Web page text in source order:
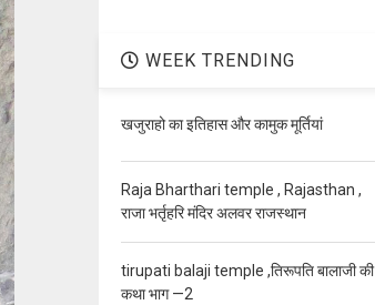
WEEK TRENDING
खजुराहो का इतिहास और कामुक मूर्तियां
Raja Bharthari temple , Rajasthan ,
राजा भर्तृहरि मंदिर अलवर राजस्थान
tirupati balaji temple ,तिरूपति बालाजी की
कथा भाग —2